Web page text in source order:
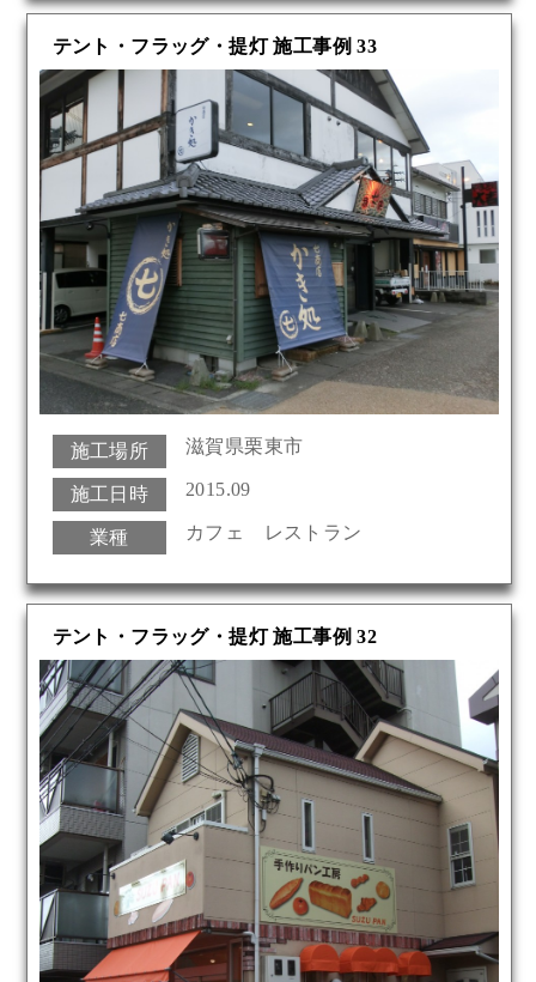
テント・フラッグ・提灯 施工事例 33
施工場所 滋賀県栗東市
施工日時 2015.09
業種 カフェ レストラン
テント・フラッグ・提灯 施工事例 32